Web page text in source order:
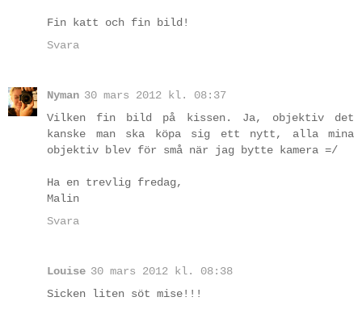
Fin katt och fin bild!
Svara
Nyman 30 mars 2012 kl. 08:37
Vilken fin bild på kissen. Ja, objektiv det
kanske man ska köpa sig ett nytt, alla mina
objektiv blev för små när jag bytte kamera =/
Ha en trevlig fredag,
Malin
Svara
Louise 30 mars 2012 kl. 08:38
Sicken liten söt mise!!!